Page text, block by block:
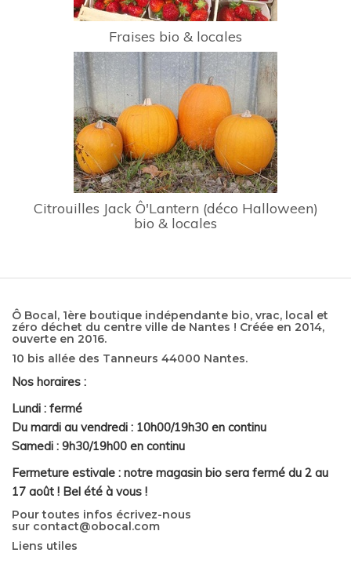
Fraises bio & locales
Citrouilles Jack Ô'Lantern (déco Halloween)
bio & locales
Ô Bocal, 1ère boutique indépendante bio, vrac, local et
zéro déchet du centre ville de Nantes ! Créée en 2014,
ouverte en 2016.
10 bis allée des Tanneurs 44000 Nantes.
Nos horaires :
Lundi : fermé
Du mardi au vendredi : 10h00/19h30 en continu
Samedi : 9h30/19h00 en continu
Fermeture estivale : notre magasin bio sera fermé du 2 au
17 août ! Bel été à vous !
Pour toutes infos écrivez-nous
sur contact@obocal.com
Liens utiles